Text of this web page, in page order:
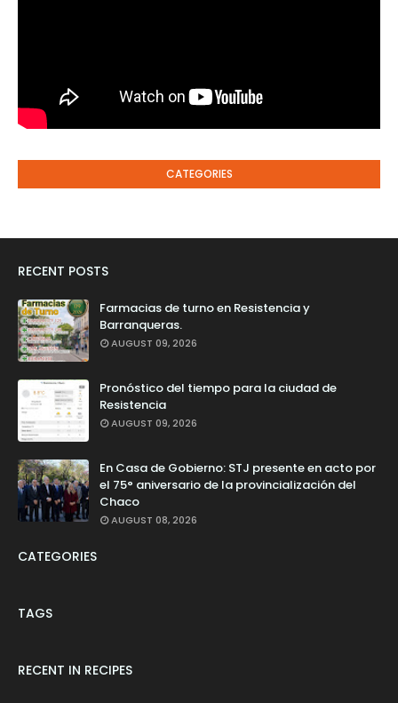
CATEGORIES
RECENT POSTS
Farmacias de turno en Resistencia y
Barranqueras.
AUGUST 09, 2026
Pronóstico del tiempo para la ciudad de
Resistencia
AUGUST 09, 2026
En Casa de Gobierno: STJ presente en acto por
el 75° aniversario de la provincialización del
Chaco
AUGUST 08, 2026
CATEGORIES
TAGS
RECENT IN RECIPES